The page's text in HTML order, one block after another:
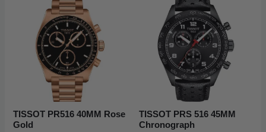
TISSOT PR516 40MM Rose
Gold
TISSOT PRS 516 45MM
Chronograph